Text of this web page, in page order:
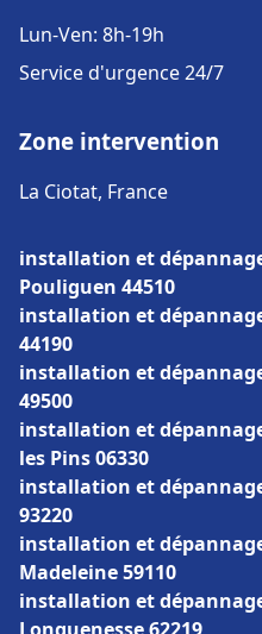
Lun-Ven: 8h-19h
Service d'urgence 24/7
Zone intervention
La Ciotat, France
installation et
Pouliguen 44510
installation et
44190
installation et
49500
installation et
les Pins 06330
installation et
93220
installation et
Madeleine 59110
installation et